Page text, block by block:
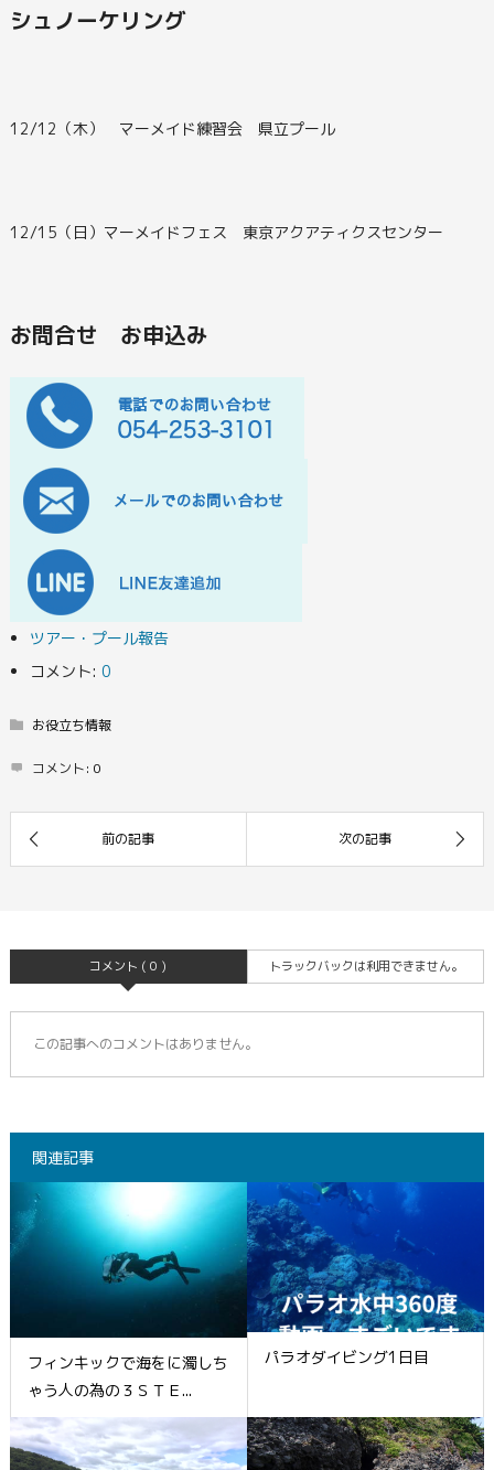
シュノーケリング
12/12（木） マーメイド練習会 県立プール
12/15（日）マーメイドフェス 東京アクアティクスセンター
お問合せ お申込み
ツアー・プール報告
コメント:0
お役立ち情報
コメント: 0
コメント ( 0 ) トラックバックは利用できません。
この記事へのコメントはありません。
関連記事
フィンキックで海をに濁しち
ゃう人の為の３ＳＴＥ...
パラオダイビング1日目